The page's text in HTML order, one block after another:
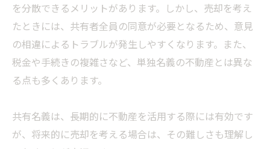
を分散できるメリットがあります。しかし、売却を考え
たときには、共有者全員の同意が必要となるため、意見
の相違によるトラブルが発生しやすくなります。また、
税金や手続きの複雑さなど、単独名義の不動産とは異な
る点も多くあります。
共有名義は、長期的に不動産を活用する際には有効です
が、将来的に売却を考える場合は、その難しさも理解し